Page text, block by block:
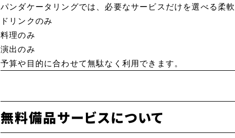
パンダケータリングでは、必要なサービスだけを選べる柔
ドリンクのみ
料理のみ
演出のみ
予算や目的に合わせて無駄なく利用できます。
無料備品サービスについて